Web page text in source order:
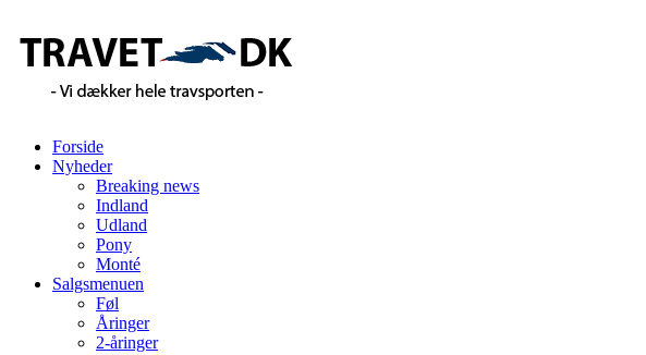
Forside
Nyheder
Breaking news
Indland
Udland
Pony
Monté
Salgsmenuen
Føl
Åringer
2-åringer